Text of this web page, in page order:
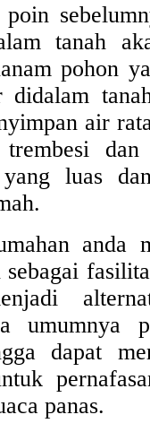
tanah
pohon
didalam
air
dan
luas
anda
umumnya
dapat
panas.